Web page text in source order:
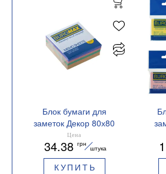
Блок бумаги для
заметок Декор 80х80
склеенный BM.2272
Buromax
Цена
34.38 грн
штука
КУПИТЬ